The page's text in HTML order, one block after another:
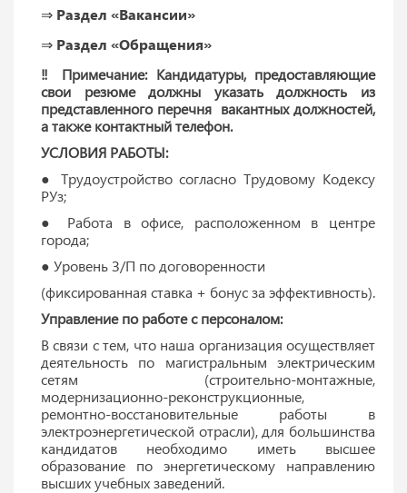
⇒ Раздел «Вакансии»
⇒ Раздел «Обращения»
‼ Примечание: Кандидатуры, предоставляющие
свои резюме должны указать должность из
представленного перечня вакантных должностей,
а также контактный телефон.
УСЛОВИЯ РАБОТЫ:
● Трудоустройство согласно Трудовому Кодексу
РУз;
● Работа в офисе, расположенном в центре
города;
● Уровень З/П по договоренности
(фиксированная ставка + бонус за эффективность).
Управление по работе с персоналом:
В связи с тем, что наша организация осуществляет
деятельность по магистральным электрическим
сетям (строительно-монтажные,
модернизационно-реконструкционные,
ремонтно-восстановительные работы в
электроэнергетической отрасли), для большинства
кандидатов необходимо иметь высшее
образование по энергетическому направлению
высших учебных заведений.